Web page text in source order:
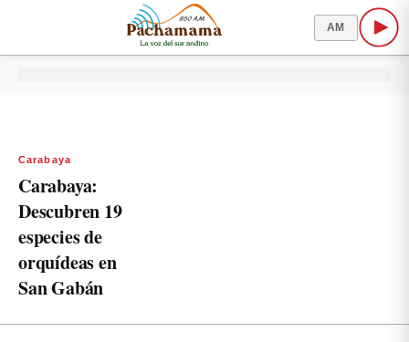
AM
Carabaya
Carabaya:
Descubren 19
especies de
orquídeas en
San Gabán